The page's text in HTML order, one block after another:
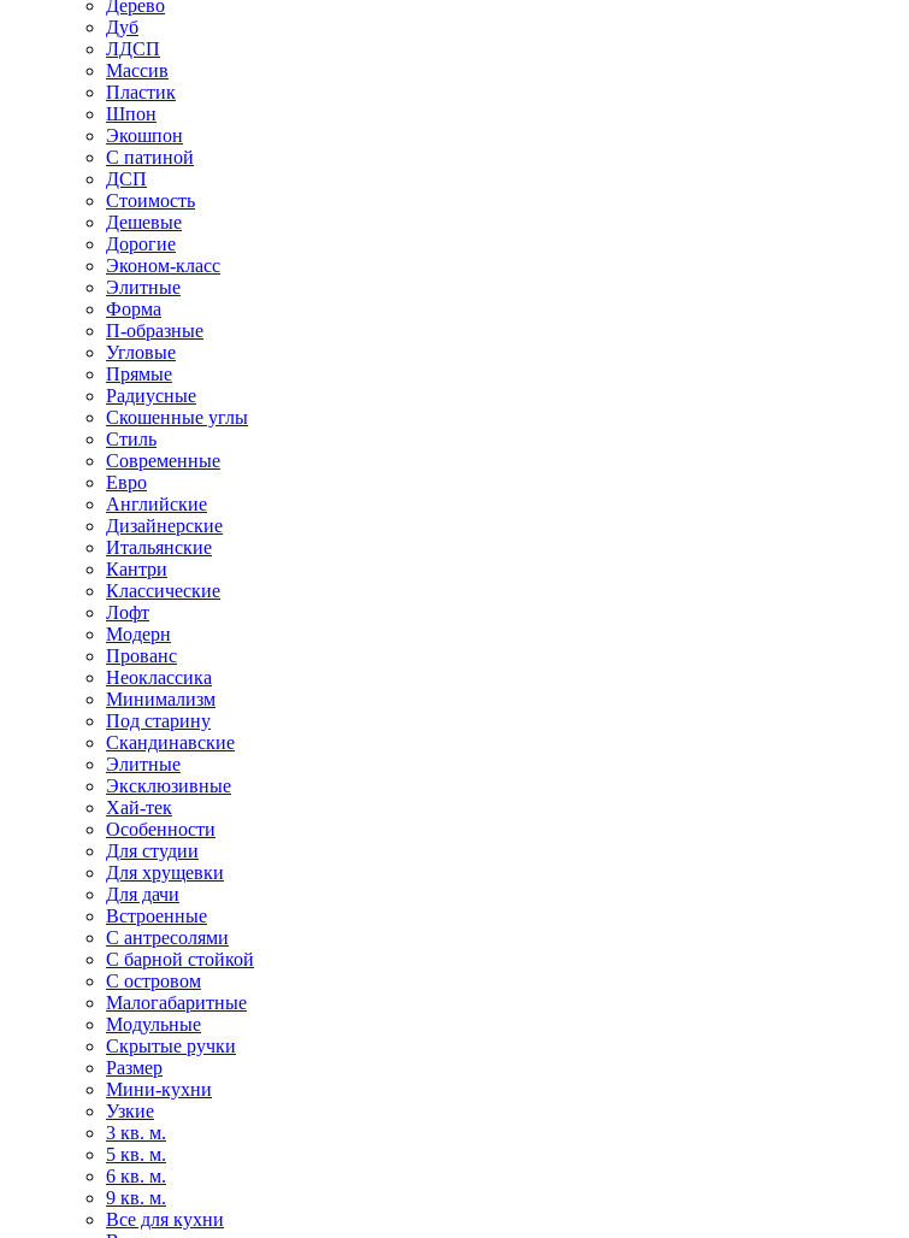
Дерево
Дуб
ЛДСП
Массив
Пластик
Шпон
Экошпон
С патиной
ДСП
Стоимость
Дешевые
Дорогие
Эконом-класс
Элитные
Форма
П-образные
Угловые
Прямые
Радиусные
Скошенные углы
Стиль
Современные
Евро
Английские
Дизайнерские
Итальянские
Кантри
Классические
Лофт
Модерн
Прованс
Неоклассика
Минимализм
Под старину
Скандинавские
Элитные
Эксклюзивные
Хай-тек
Особенности
Для студии
Для хрущевки
Для дачи
Встроенные
С антресолями
С барной стойкой
С островом
Малогабаритные
Модульные
Скрытые ручки
Размер
Мини-кухни
Узкие
3 кв. м.
5 кв. м.
6 кв. м.
9 кв. м.
Все для кухни